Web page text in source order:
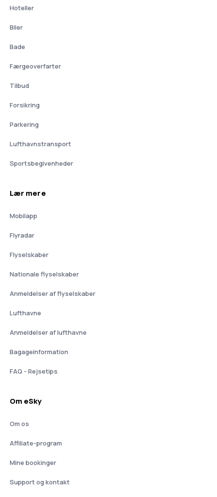
Hoteller
Biler
Bade
Færgeoverfarter
Tilbud
Forsikring
Parkering
Lufthavnstransport
Sportsbegivenheder
Lær mere
Mobilapp
Flyradar
Flyselskaber
Nationale flyselskaber
Anmeldelser af flyselskaber
Lufthavne
Anmeldelser af lufthavne
Bagageinformation
FAQ - Rejsetips
Om eSky
Om os
Affiliate-program
Mine bookinger
Support og kontakt